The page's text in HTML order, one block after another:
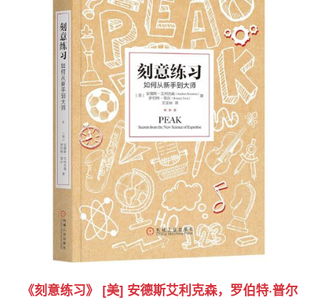
《刻意练习》 [美] 安德斯艾利克森，罗伯特·普尔